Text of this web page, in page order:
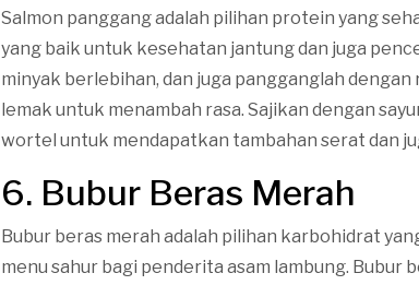
Salmon panggang adalah pilihan protein yang
yang baik untuk kesehatan jantung dan juga
minyak berlebihan, dan juga pangganglah
lemak untuk menambah rasa. Sajikan dengan
wortel untuk mendapatkan tambahan serat dan
6. Bubur Beras Merah
Bubur beras merah adalah pilihan karbohidrat
menu sahur bagi penderita asam lambung. Bubur